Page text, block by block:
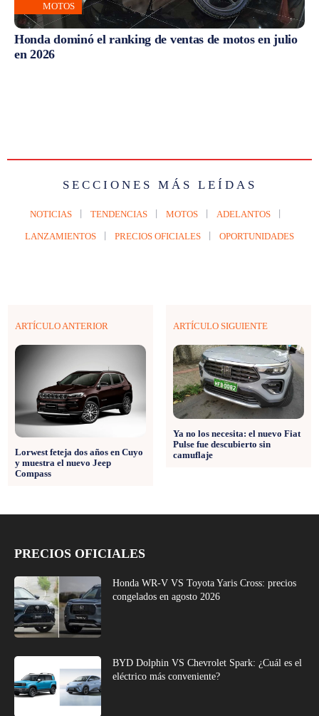
MOTOS
Honda dominó el ranking de ventas de motos en julio
en 2026
SECCIONES MÁS LEÍDAS
NOTICIAS TENDENCIAS MOTOS ADELANTOS
LANZAMIENTOS PRECIOS OFICIALES OPORTUNIDADES
ARTÍCULO ANTERIOR
Lorwest feteja dos años en Cuyo
y muestra el nuevo Jeep
Compass
ARTÍCULO SIGUIENTE
Ya no los necesita: el nuevo Fiat
Pulse fue descubierto sin
camuflaje
PRECIOS OFICIALES
Honda WR-V VS Toyota Yaris Cross: precios
congelados en agosto 2026
BYD Dolphin VS Chevrolet Spark: ¿Cuál es el
eléctrico más conveniente?